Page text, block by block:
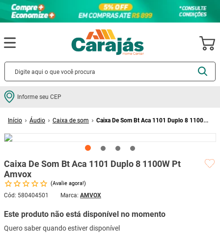
Informe seu CEP
Áudio Caixa de som
Caixa De Som Bt Aca 1101 Duplo 8 1100W
Caixa De Som Bt Aca 1101 Duplo 8 1100W Pt
Amvox
Avalie agora!
Cód: 580404501 AMVOX
Este produto não está disponível no momento
Quero saber quando estiver disponível
Termos mais buscados
2º porcelanato
6º vaso sanitário
8º cadeira
9º mesa